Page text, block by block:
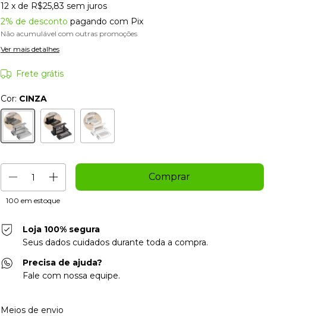
12 x de R$25,83 sem juros
2% de desconto pagando com Pix
Não acumulável com outras promoções
Ver mais detalhes
Frete grátis
Cor: CINZA
100 em estoque
Loja 100% segura
Seus dados cuidados durante toda a compra.
Precisa de ajuda?
Fale com nossa equipe.
Entregas para o CEP:
Meios de envio